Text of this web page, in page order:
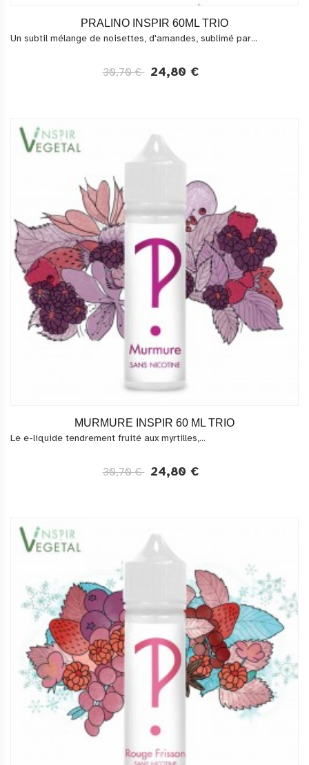
PRALINO INSPIR 60ML TRIO
Un subtil mélange de noisettes, d'amandes, sublimé par...
30,70 € 24,80 €
MURMURE INSPIR 60 ML TRIO
Le e-liquide tendrement fruité aux myrtilles,...
30,70 € 24,80 €